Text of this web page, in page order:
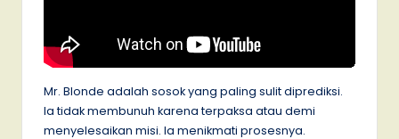
Mr. Blonde adalah sosok yang paling sulit diprediksi.
Ia tidak membunuh karena terpaksa atau demi
menyelesaikan misi. Ia menikmati prosesnya.